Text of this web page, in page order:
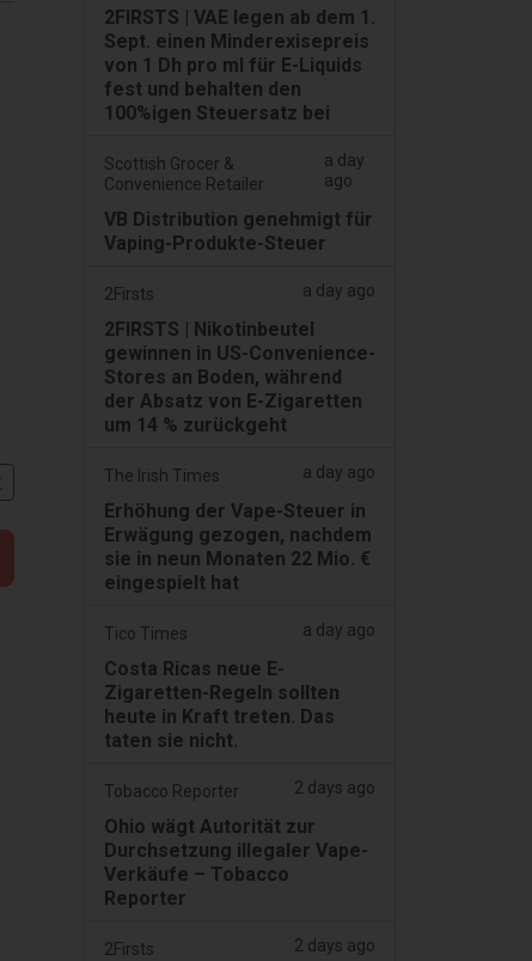
2FIRSTS | VAE legen ab dem 1.
Sept. einen Minderexisepreis
von 1 Dh pro ml für E-Liquids
fest und behalten den
100%igen Steuersatz bei
Scottish Grocer &
Convenience Retailer
a day
ago
VB Distribution genehmigt für
Vaping-Produkte-Steuer
2Firsts a day ago
2FIRSTS | Nikotinbeutel
gewinnen in US-Convenience-
Stores an Boden, während
der Absatz von E-Zigaretten
um 14 % zurückgeht
The Irish Times a day ago
Erhöhung der Vape-Steuer in
Erwägung gezogen, nachdem
sie in neun Monaten 22 Mio. €
eingespielt hat
Tico Times a day ago
Costa Ricas neue E-
Zigaretten-Regeln sollten
heute in Kraft treten. Das
taten sie nicht.
Tobacco Reporter 2 days ago
Ohio wägt Autorität zur
Durchsetzung illegaler Vape-
Verkäufe – Tobacco
Reporter
2Firsts 2 days ago